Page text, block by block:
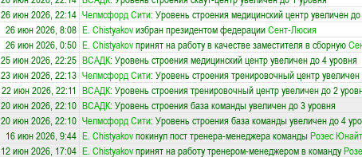
26 июн 2026, 22:14 Челмсфорд Сити: Уровень строения медицинский центр увеличен
26 июн 2026, 8:08 E. Chistyakovизбран президентом федерацииСент-Люсия
26 июн 2026, 0:50 E. Chistyakovпринят на работу в качестве заместителя в сборную
25 июн 2026, 22:25 ВСАДК: Уровень строения медицинский центр увеличен до 4 уровня
23 июн 2026, 22:13 Челмсфорд Сити: Уровень строения тренировочный центр
22 июн 2026, 22:11 ВСАДК: Уровень строения тренировочный центр увеличен до 2
20 июн 2026, 22:10 ВСАДК: Уровень строения база команды увеличен до 3 уровня
20 июн 2026, 22:10 Челмсфорд Сити: Уровень строения база команды увеличен до 4
16 июн 2026, 9:44 E. Chistyakovпокинул пост тренера-менеджера команды Розес
12 июн 2026, 17:04 E. Chistyakovпринят на работу тренером-менеджером в команду